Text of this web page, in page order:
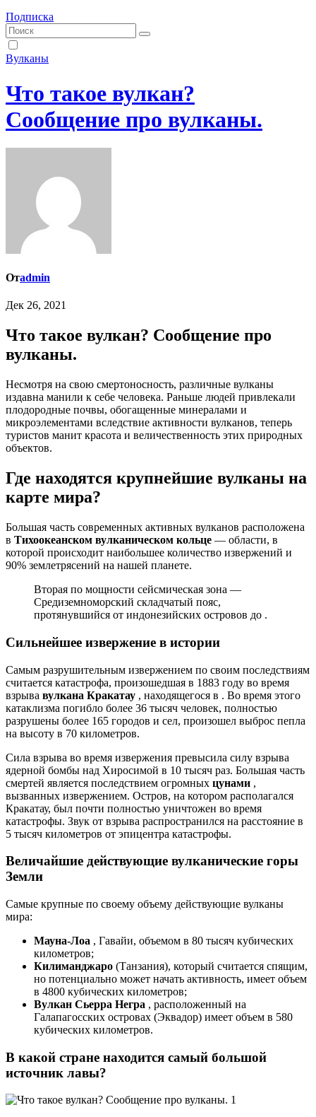
Подписка
Вулканы
Что такое вулкан?
Сообщение про вулканы.
Отadmin
Дек 26, 2021
Что такое вулкан? Сообщение про
вулканы.
Несмотря на свою смертоносность, различные вулканы
издавна манили к себе человека. Раньше людей привлекали
плодородные почвы, обогащенные минералами и
микроэлементами вследствие активности вулканов, теперь
туристов манит красота и величественность этих природных
объектов.
Где находятся крупнейшие вулканы на
карте мира?
Большая часть современных активных вулканов расположена
в Тихоокеанском вулканическом кольце — области, в
которой происходит наибольшее количество извержений и
90% землетрясений на нашей планете.
Вторая по мощности сейсмическая зона —
Средиземноморский складчатый пояс,
протянувшийся от индонезийских островов до .
Сильнейшее извержение в истории
Самым разрушительным извержением по своим последствиям
считается катастрофа, произошедшая в 1883 году во время
взрыва вулкана Кракатау , находящегося в . Во время этого
катаклизма погибло более 36 тысяч человек, полностью
разрушены более 165 городов и сел, произошел выброс пепла
на высоту в 70 километров.
Сила взрыва во время извержения превысила силу взрыва
ядерной бомбы над Хиросимой в 10 тысяч раз. Большая часть
смертей является последствием огромных цунами ,
вызванных извержением. Остров, на котором располагался
Кракатау, был почти полностью уничтожен во время
катастрофы. Звук от взрыва распространился на расстояние в
5 тысяч километров от эпицентра катастрофы.
Величайшие действующие вулканические горы
Земли
Самые крупные по своему объему действующие вулканы
мира:
Мауна-Лоа , Гавайи, объемом в 80 тысяч кубических
километров;
Килиманджаро (Танзания), который считается спящим,
но потенциально может начать активность, имеет объем
в 4800 кубических километров;
Вулкан Сьерра Негра , расположенный на
Галапагосских островах (Эквадор) имеет объем в 580
кубических километров.
В какой стране находится самый большой
источник лавы?